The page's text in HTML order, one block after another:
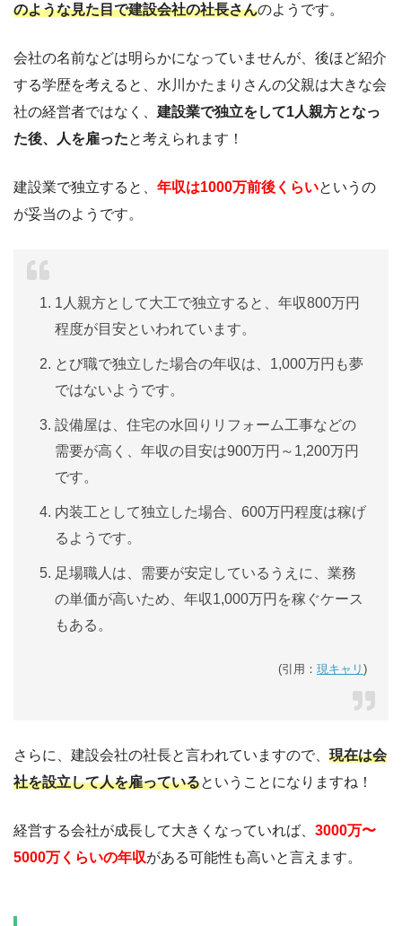
のような見た目で建設会社の社長さんのようです。
会社の名前などは明らかになっていませんが、後ほど紹介
する学歴を考えると、水川かたまりさんの父親は大きな会
社の経営者ではなく、 建設業で独立をして1人親方となっ
た後、人を雇ったと考えられます！
建設業で独立すると、 年収は1000万前後くらいというの
が妥当のようです。
1人親方として大工で独立すると、年収800万円
程度が目安といわれています。
とび職で独立した場合の年収は、1,000万円も夢
ではないようです。
設備屋は、住宅の水回りリフォーム工事などの
需要が高く、年収の目安は900万円～1,200万円
です。
内装工として独立した場合、600万円程度は稼げ
るようです。
足場職人は、需要が安定しているうえに、業務
の単価が高いため、年収1,000万円を稼ぐケース
もある。
(引用： 現キャリ )
さらに、建設会社の社長と言われていますので、 現在は会
社を設立して人を雇っているということになりますね！
経営する会社が成長して大きくなっていれば、 3000万〜
5000万くらいの年収がある可能性も高いと言えます。